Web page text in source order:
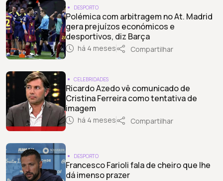
DESPORTO
Polémica com arbitragem no At. Madrid
gera prejuízos económicos e
desportivos, diz Barça
há 4 meses Compartilhar
CELEBRIDADES
Ricardo Azedo vê comunicado de
Cristina Ferreira como tentativa de
imagem
há 4 meses Compartilhar
DESPORTO
Francesco Farioli fala de cheiro que lhe
dá imenso prazer